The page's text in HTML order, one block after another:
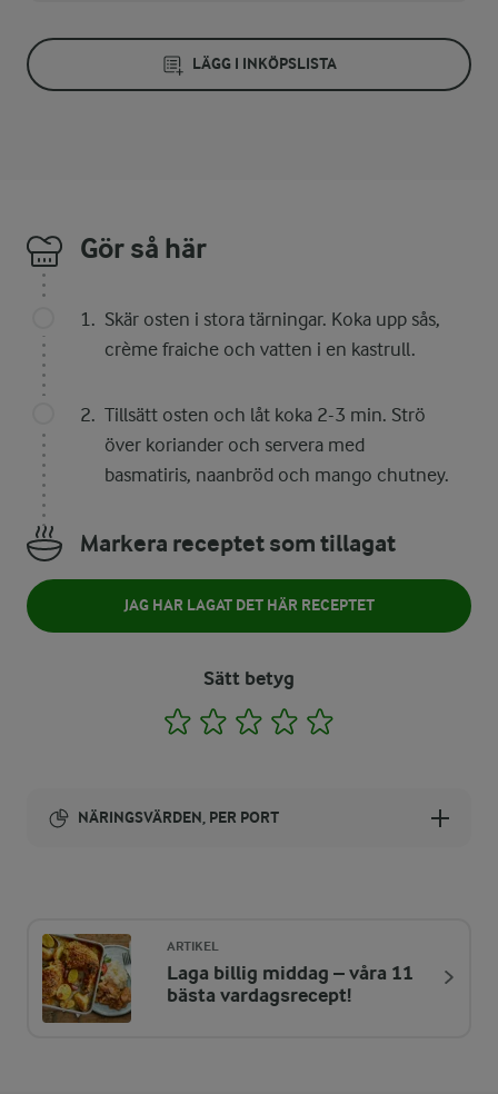
LÄGG I INKÖPSLISTA
Gör så här
Skär osten i stora tärningar. Koka upp sås,
crème fraiche och vatten i en kastrull.
Tillsätt osten och låt koka 2-3 min. Strö
över koriander och servera med
basmatiris, naanbröd och mango chutney.
Markera receptet som tillagat
JAG HAR LAGAT DET HÄR RECEPTET
Sätt betyg
1 2 3 4
NÄRINGSVÄRDEN, PER PORT
ENERGIDISTRIBUTION %
NÄRINGSVÄRDEN PER PORT
ARTIKEL
Laga billig middag – våra 11
bästa vardagsrecept!